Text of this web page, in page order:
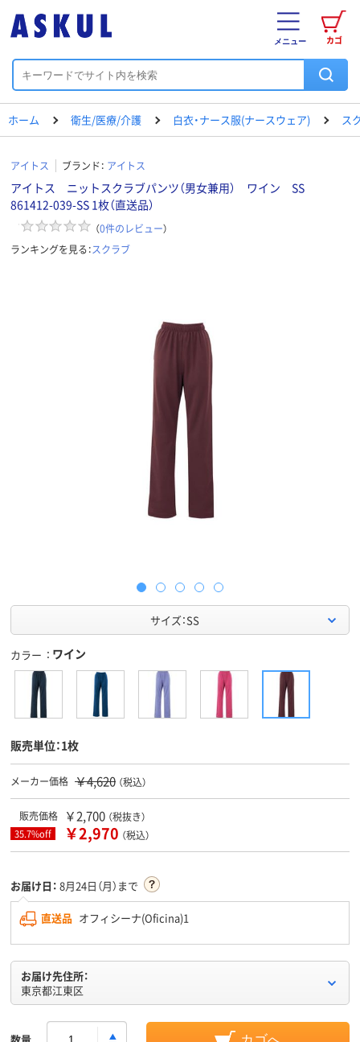
カゴ
メニュー
ホーム 衛生/医療/介護 白衣・ナース服(ナースウェア) ス
アイトス ブランド： アイトス
アイトス ニットスクラブパンツ（男女兼用） ワイン SS
861412-039-SS 1枚（直送品）
（0件のレビュー）
ランキングを見る：スクラブ
サイズ：SS
カラー ワイン
販売単位：1枚
メーカー価格 ￥4,620 （税込）
販売価格 ￥2,700 （税抜き）
35.7%off ￥2,970 （税込）
お届け日： 8月24日（月）まで
直送品 オフィシーナ(Oficina)1
お届け先住所：
東京都江東区